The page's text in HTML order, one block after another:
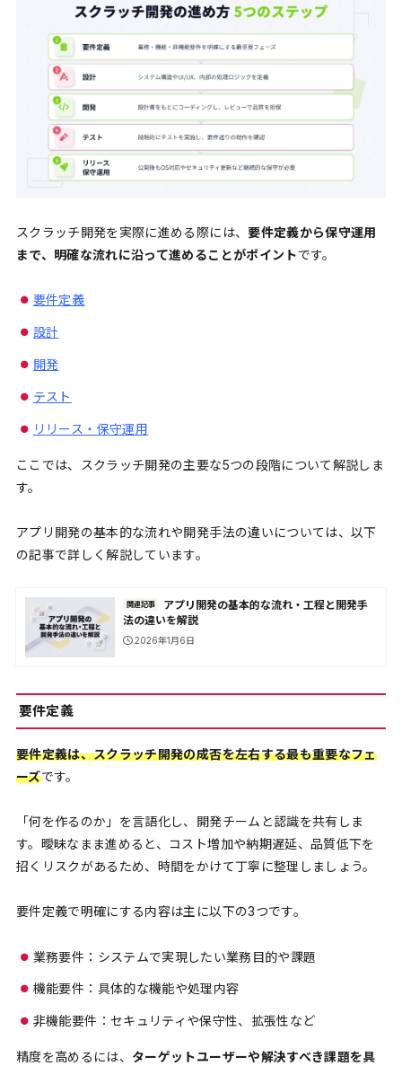
スクラッチ開発を実際に進める際には、要件定義から保守運用
まで、明確な流れに沿って進めることがポイントです。
要件定義
設計
開発
テスト
リリース・保守運用
ここでは、スクラッチ開発の主要な5つの段階について解説しま
す。
アプリ開発の基本的な流れや開発手法の違いについては、以下
の記事で詳しく解説しています。
関連記事
アプリ開発の基本的な流れ・工程と開発手
法の違いを解説
2026年1月6日
要件定義
要件定義は、スクラッチ開発の成否を左右する最も重要なフェ
ーズです。
「何を作るのか」を言語化し、開発チームと認識を共有しま
す。曖昧なまま進めると、コスト増加や納期遅延、品質低下を
招くリスクがあるため、時間をかけて丁寧に整理しましょう。
要件定義で明確にする内容は主に以下の3つです。
業務要件：システムで実現したい業務目的や課題
機能要件：具体的な機能や処理内容
非機能要件：セキュリティや保守性、拡張性など
精度を高めるには、 ターゲットユーザーや解決すべき課題を具